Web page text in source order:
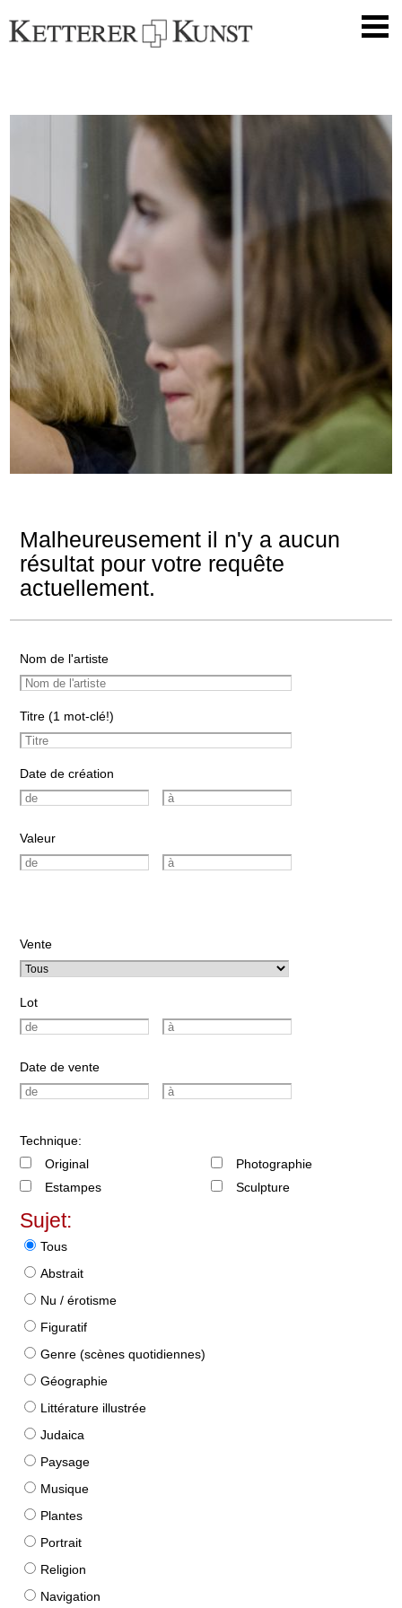
Malheureusement il n'y a aucun
résultat pour votre requête
actuellement.
Nom de l'artiste
Titre (1 mot-clé!)
Date de création
Valeur
Vente
Lot
Date de vente
Technique:
Original
Estampes
Photographie
Sculpture
Sujet:
Tous
Abstrait
Nu / érotisme
Figuratif
Genre (scènes quotidiennes)
Géographie
Littérature illustrée
Judaica
Paysage
Musique
Plantes
Portrait
Religion
Navigation